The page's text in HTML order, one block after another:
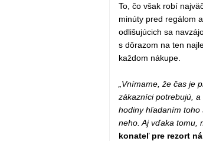
To, čo však robí
minúty pred regálom
odlišujúcich sa
s dôrazom na ten
každom nákupe.
„Vnímame, že čas je
zákazníci potrebujú,
hodiny hľadaním toho
neho. Aj vďaka tomu,
konateľ pre rezort